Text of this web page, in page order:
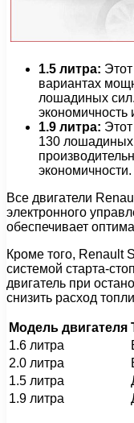
1.5 литра:
вариантах
лошадиных
экономичность
1.9 литра:
130 лошадиных
экономичности.
Все двигатели
электронного
обеспечивает
Кроме того, Renault
системой старта-
двигатель при
снизить расход
Модель двигателя
1.6 литра
2.0 литра
1.5 литра
1.9 литра